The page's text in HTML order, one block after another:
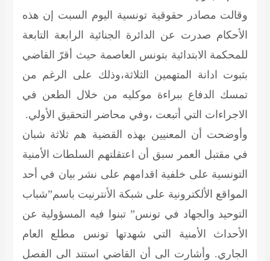
وقالت مصادر حقوقية تونسية اليوم السبت إن هذه
الأحكام صدرت عن الدائرة الجنائية الرابعة التابعة
للمحكمة الابتدائية بتونس العاصمة حيث أقرّ القاضي
بثبوت ادانة المتهمين الثلاثة،وذلك على الرغم من
تمسك الدفاع ببراءة موكليه من خلال الطعن في
الاجراءات التي أتبعت ،وفي محاضر التحقيق الأولي.
وأوضحت أن المعنيين بهذه القضية هم ثلاثة شبان
في مقتبل العمر سبق أن اعتقلتهم السلطات الأمنية
التونسية على خلفية اقدامهم على نشر بيان في أحد
المواقع الألكترونية على شبكة الأنترنيت باسم”شباب
التوحيد والجهاد في تونس” تبنوا فيه المسؤولية عن
الأحداث الأمنية التي شهدتها تونس مطلع العام
الجاري. وأشارت الى أن القاضي استند الى الفصل